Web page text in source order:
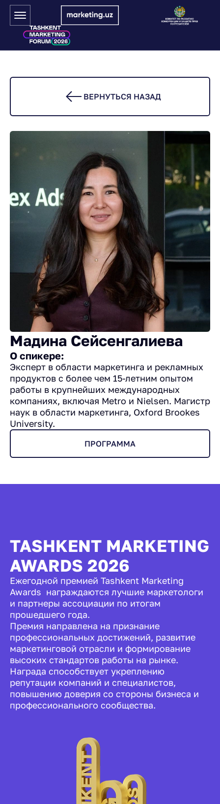
ВЕРНУТЬСЯ НАЗАД
Мадина Сейсенгалиева
О спикере:
Эксперт в области маркетинга и рекламных
продуктов с более чем 15-летним опытом
работы в крупнейших международных
компаниях, включая Metro и Nielsen. Магистр
наук в области маркетинга, Oxford Brookes
University.
ПРОГРАММА
TASHKENT MARKETING
AWARDS 2026
Ежегодной премией Tashkent Marketing
Awards награждаются лучшие маркетологи
и партнеры ассоциации по итогам
прошедшего года.
Премия направлена на признание
профессиональных достижений, развитие
маркетинговой отрасли и формирование
высоких стандартов работы на рынке.
Награда способствует укреплению
репутации компаний и специалистов,
повышению доверия со стороны бизнеса и
профессионального сообщества.